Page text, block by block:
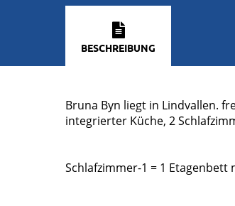
BESCHREIBUNG
Bruna Byn liegt in Lindvallen.
integrierter Küche, 2
Schlafzimmer-1 = 1